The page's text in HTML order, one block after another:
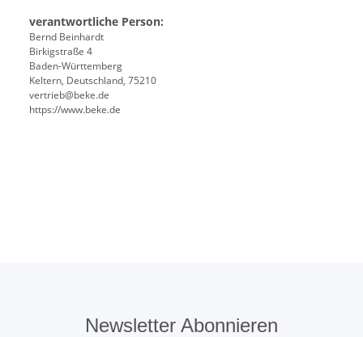
verantwortliche Person:
Bernd Beinhardt
Birkigstraße 4
Baden-Württemberg
Keltern, Deutschland, 75210
vertrieb@beke.de
https://www.beke.de
Newsletter Abonnieren